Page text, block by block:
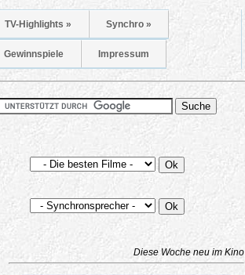
TV-Highlights » Synchro »
Gewinnspiele Impressum
Diese Woche neu im Kino